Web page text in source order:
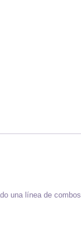
una línea de combos